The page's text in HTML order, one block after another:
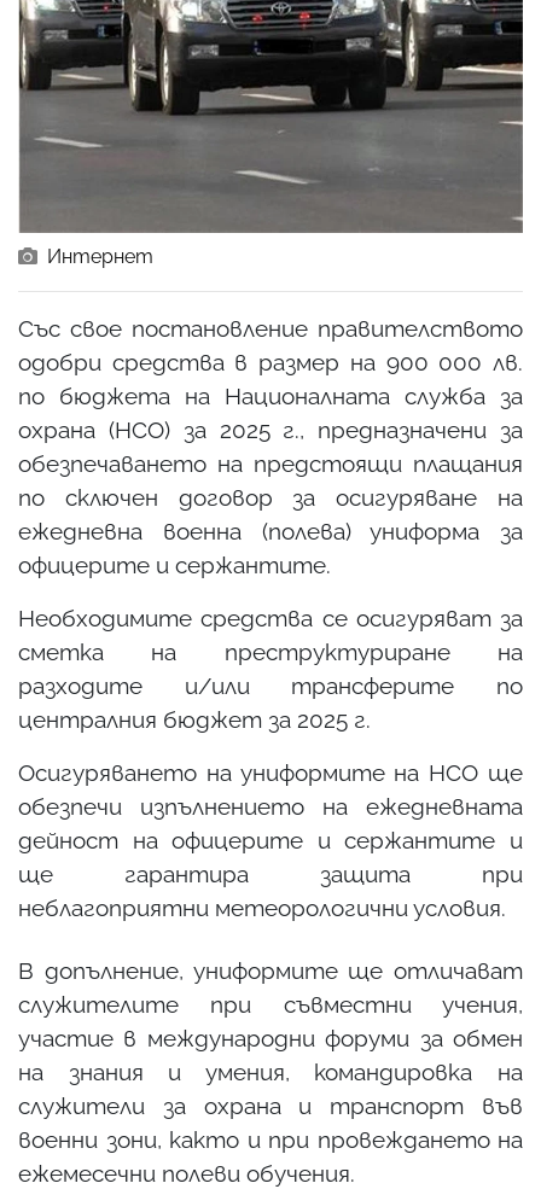
Интернет
Със свое постановление правителството
одобри средства в размер на 900 000 лв.
по бюджета на Националната служба за
охрана (НСО) за 2025 г., предназначени за
обезпечаването на предстоящи плащания
по сключен договор за осигуряване на
ежедневна военна (полева) униформа за
офицерите и сержантите.
Необходимите средства се осигуряват за
сметка на преструктуриране на
разходите и/или трансферите по
централния бюджет за 2025 г.
Осигуряването на униформите на НСО ще
обезпечи изпълнението на ежедневната
дейност на офицерите и сержантите и
ще гарантира защита при
неблагоприятни метеорологични условия.
В допълнение, униформите ще отличават
служителите при съвместни учения,
участие в международни форуми за обмен
на знания и умения, командировка на
служители за охрана и транспорт във
военни зони, както и при провеждането на
ежемесечни полеви обучения.